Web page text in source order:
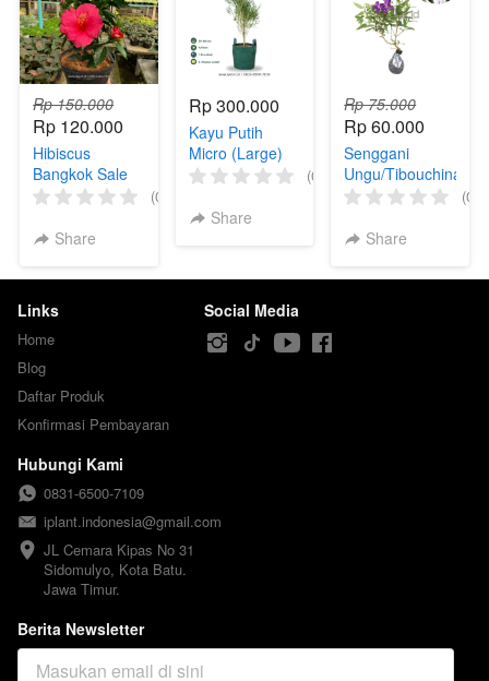
Rp 150.000
Rp 120.000
Hibiscus
Bangkok Sale
(0)
Share
Rp 300.000
Kayu Putih
Micro (Large)
(0)
Share
Rp 75.000
Rp 60.000
Senggani
Ungu/Tibouchina
(M)
(0)
Share
Links
Home
Blog
Daftar Produk
Konfirmasi Pembayaran
Social Media
Hubungi Kami
0831-6500-7109
iplant.indonesia@gmail.com
JL Cemara Kipas No 31
Sidomulyo, Kota Batu.
Jawa Timur.
Berita Newsletter